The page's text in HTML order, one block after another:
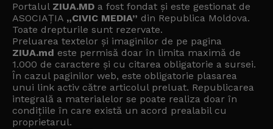
Portalul ZIUA.MD a fost fondat și este gestionat de
ASOCIAȚIA „CIVIC MEDIA” din Republica Moldova.
Toate drepturile sunt rezervate.
Preluarea textelor și imaginilor de pe pagina
ZIUA.md este permisă doar în limita maximă de
1.000 de caractere și cu citarea obligatorie a sursei.
În cazul paginilor web, este obligatorie plasarea
unui link activ către articolul preluat. Republicarea
integrală a materialelor se poate realiza doar în
condițiile în care există un acord prealabil cu
proprietarul.